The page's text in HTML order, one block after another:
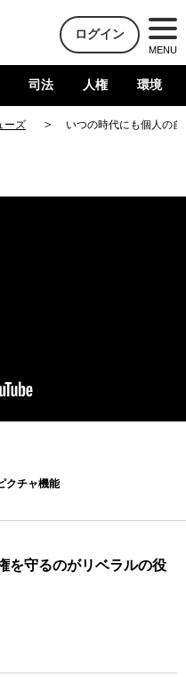
ログイン
MENU
司法 人権 環境
ーズ いつの時代にも個人の
クチャ機能
を守るのがリベラルの役